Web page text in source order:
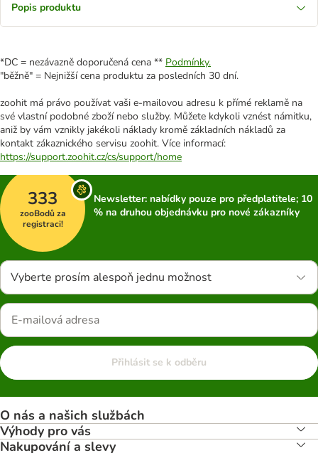
Popis produktu
*DC = nezávazně doporučená cena ** Podmínky.
"běžně" = Nejnižší cena produktu za posledních 30 dní.
zoohit má právo používat vaši e-mailovou adresu k přímé reklamě na
své vlastní podobné zboží nebo služby. Můžete kdykoli vznést námitku,
aniž by vám vznikly jakékoli náklady kromě základních nákladů za
kontakt zákaznického servisu zoohit. Více informací:
https://support.zoohit.cz/cs/support/home
333
zooBodů za
registraci!
Newsletter: nabídky pouze pro předplatitele; 10
% na druhou objednávku pro nové zákazníky
Vyberte prosím alespoň jednu možnost
Přihlásit se k odběru
O nás a našich službách
Výhody pro vás
Nakupování a slevy